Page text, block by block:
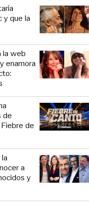
y que la
la web
enamora
de
de
a
y